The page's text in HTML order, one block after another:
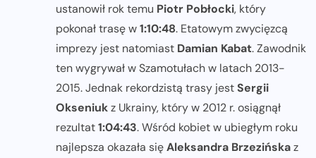
ustanowił rok temu Piotr Pobłocki, który
pokonał trasę w1:10:48. Etatowym zwycięzcą
imprezy jest natomiast Damian Kabat. Zawodnik
ten wygrywał w Szamotułach w latach 2013-
2015. Jednak rekordzistą trasy jestSergii
Okseniukz Ukrainy, który w 2012 r. osiągnął
rezultat1:04:43. Wśród kobiet w ubiegłym roku
najlepsza okazała sięAleksandra Brzezińskaz